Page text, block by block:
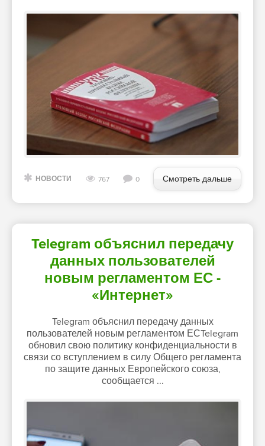
НОВОСТИ 767 0 Смотреть дальше
Telegram объяснил передачу
данных пользователей
новым регламентом ЕС -
«Интернет»
Telegram объяснил передачу данных
пользователей новым регламентом ЕСTelegram
обновил свою политику конфиденциальности в
связи со вступлением в силу Общего регламента
по защите данных Европейского союза,
сообщается ...